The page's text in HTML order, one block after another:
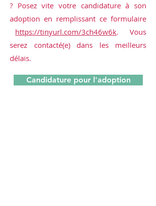
? Posez vite votre candidature à son
adoption en remplissant ce formulaire
https://tinyurl.com/3ch46w6k. Vous
serez contacté(e) dans les meilleurs
délais.
Candidature pour l'adoption